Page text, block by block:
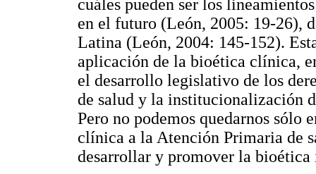
cuáles pueden ser los
en el futuro (León, 2005: 19-26),
Latina (León, 2004: 145-152).
aplicación de la bioética clínica,
el desarrollo legislativo de los
de salud y la institucionalización
Pero no podemos quedarnos sólo
clínica a la Atención Primaria de
desarrollar y promover la